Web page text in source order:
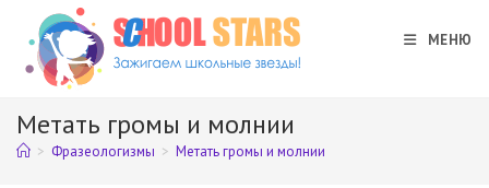
Перейти
содержимому
МЕНЮ
Метать громы и молнии
> Фразеологизмы > Метать громы и молнии